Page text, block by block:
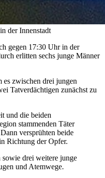
der Innenstadt
gegen 17:30 Uhr in der
erlitten sechs junge Männer
es zwischen drei jungen
Tatverdächtigen zunächst zu
und die beiden
stammenden Täter
versprühten beide
Richtung der Opfer.
drei weitere junge
und Atemwege.